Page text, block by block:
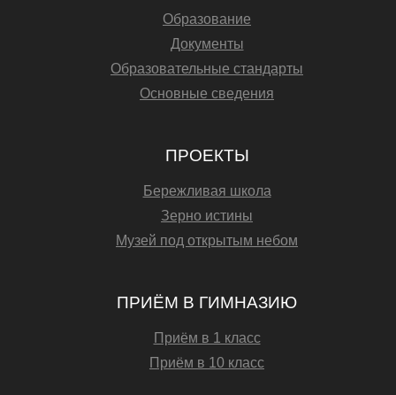
Образование
Документы
Образовательные стандарты
Основные сведения
ПРОЕКТЫ
Бережливая школа
Зерно истины
Музей под открытым небом
ПРИЁМ В ГИМНАЗИЮ
Приём в 1 класс
Приём в 10 класс